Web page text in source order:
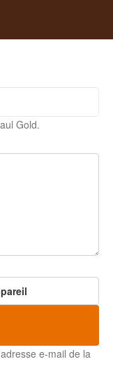
Gold.
e-mail de la